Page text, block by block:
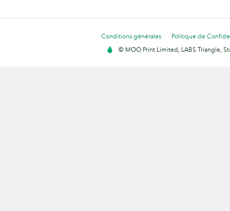
Conditions générales
Politique de
© MOO Print Limited, LABS Triangle,